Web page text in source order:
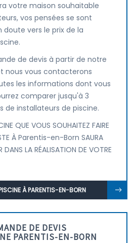
votre maison souhaitable
vos pensées se sont
vers le prix de la
de devis à partir de notre
nous vous contacterons
les informations dont vous
comparer jusqu'à 3
de installateurs de piscine.
QUE VOUS SOUHAITEZ FAIRE
À Parentis-en-Born SAURA
LA RÉALISATION DE VOTRE
À PARENTIS-EN-BORN
DE DEVIS
PARENTIS-EN-BORN